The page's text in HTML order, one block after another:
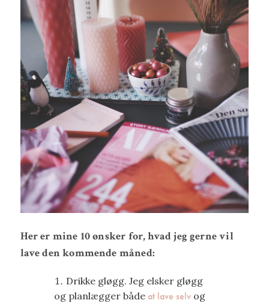
Her er mine 10 ønsker for, hvad jeg gerne vil
lave den kommende måned:
Drikke gløgg. Jeg elsker gløgg
og planlægger både at lave selvog